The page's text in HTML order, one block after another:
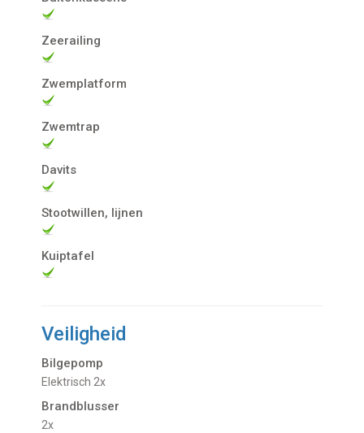
Zeerailing
Zwemplatform
Zwemtrap
Davits
Stootwillen, lijnen
Kuiptafel
Veiligheid
Bilgepomp
Elektrisch 2x
Brandblusser
2x